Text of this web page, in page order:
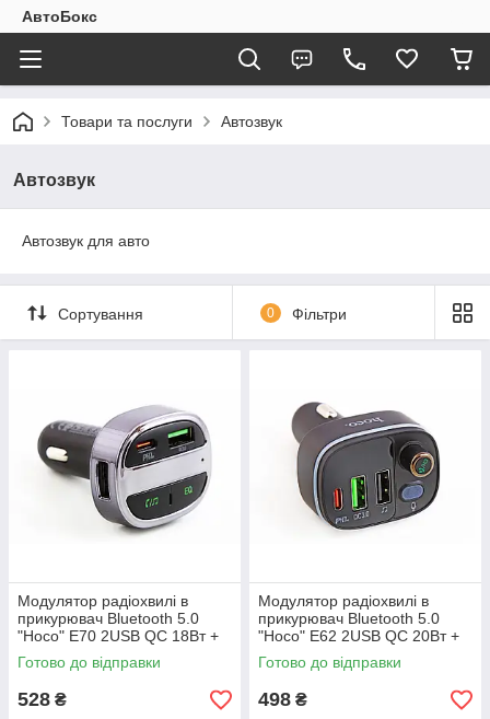
АвтоБокс
Товари та послуги Автозвук
Автозвук
Автозвук для авто
Сортування 0 Фільтри
Модулятор радіохвилі в
прикурювач Bluetooth 5.0
"Hoco" E70 2USB QC 18Вт +
Type-C QC 30Вт/microSD
Готово до відправки
528 ₴
Модулятор радіохвилі в
прикурювач Bluetooth 5.0
"Hoco" E62 2USB QC 20Вт +
Type-C + волтметр
Готово до відправки
498 ₴